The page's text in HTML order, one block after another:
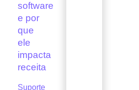
software
e por
que
ele
impacta
receita
Suporte